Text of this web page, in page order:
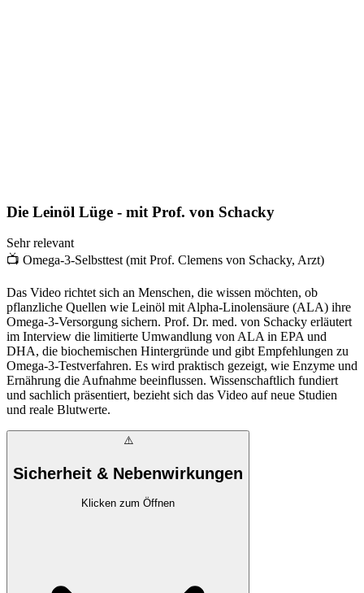
Die Leinöl Lüge - mit Prof. von Schacky
Sehr relevant
📺 Omega-3-Selbsttest (mit Prof. Clemens von Schacky, Arzt)
Das Video richtet sich an Menschen, die wissen möchten, ob
pflanzliche Quellen wie Leinöl mit Alpha-Linolensäure (ALA) ihre
Omega-3-Versorgung sichern. Prof. Dr. med. von Schacky erläutert
im Interview die limitierte Umwandlung von ALA in EPA und
DHA, die biochemischen Hintergründe und gibt Empfehlungen zu
Omega-3-Testverfahren. Es wird praktisch gezeigt, wie Enzyme und
Ernährung die Aufnahme beeinflussen. Wissenschaftlich fundiert
und sachlich präsentiert, bezieht sich das Video auf neue Studien
und reale Blutwerte.
⚠️
Sicherheit & Nebenwirkungen
Klicken zum Öffnen